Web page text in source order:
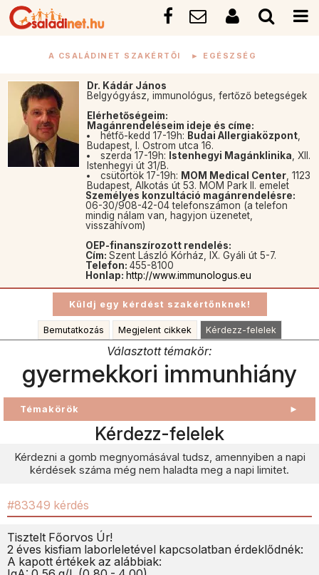
A CSALÁDINET SZAKÉRTŐI ► EGÉSZSÉG
Dr. Kádár János
Belgyógyász, immunológus, fertőző betegségek
Elérhetőségeim:
Magánrendeléseim ideje és címe:
hétfő-kedd 17-19h: Budai Allergiaközpont,
Budapest, I. Ostrom utca 16.
szerda 17-19h:
Istenhegyi Magánklinika , XII.
Istenhegyi út 31/B.
csütörtök 17-19h: MOM Medical Center, 1123
Budapest, Alkotás út 53. MOM Park II. emelet
Személyes konzultáció magánrendelésre:
06-30/908-42-04 telefonszámon (a telefon
mindig nálam van, hagyjon üzenetet,
visszahívom)
OEP-finanszírozott rendelés:
Cím: Szent László Kórház, IX. Gyáli út 5-7.
Telefon: 455-8100
Honlap: http://www.immunologus.eu
Bemutatkozás Megjelent cikkek Kérdezz-felelek
Választott témakör:
gyermekkori immunhiány
Témakörök ►
Kérdezz-felelek
Kérdezni a gomb megnyomásával tudsz, amennyiben a napi
kérdések száma még nem haladta meg a napi limitet.
#83349 kérdés
Tisztelt Főorvos Úr!
2 éves kisfiam laborleletével kapcsolatban érdeklődnék:
A kapott értékek az alábbiak: